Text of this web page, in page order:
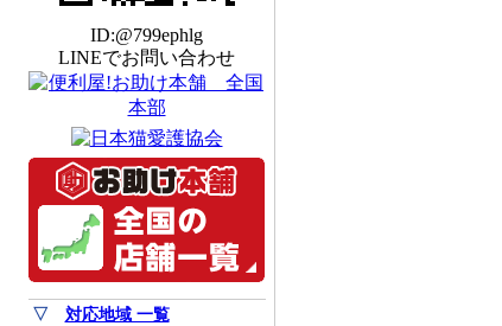
ID:@799ephlg
LINEでお問い合わせ
▽ 対応地域 一覧